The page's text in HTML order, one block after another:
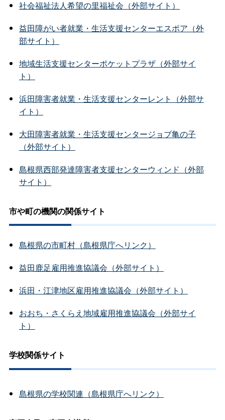
社会福祉法人希望の里福祉会（外部サイト）
益田障がい者就業・生活支援センターエスポア（外
部サイト）
地域生活支援センターポケットプラザ（外部サイ
ト）
浜田障害者就業・生活支援センターレント（外部サ
イト）
大田障害者就業・生活支援センタージョブ亀の子
（外部サイト）
島根県西部発達障害者支援センターウィンド（外部
サイト）
市や町の機関の関係サイト
島根県の市町村（島根県庁へリンク）
益田鹿足雇用推進協議会（外部サイト）
浜田・江津地区雇用推進協議会（外部サイト）
おおち・さくらえ地域雇用推進協議会（外部サイ
ト）
学校関係サイト
島根県の学校関連（島根県庁へリンク）